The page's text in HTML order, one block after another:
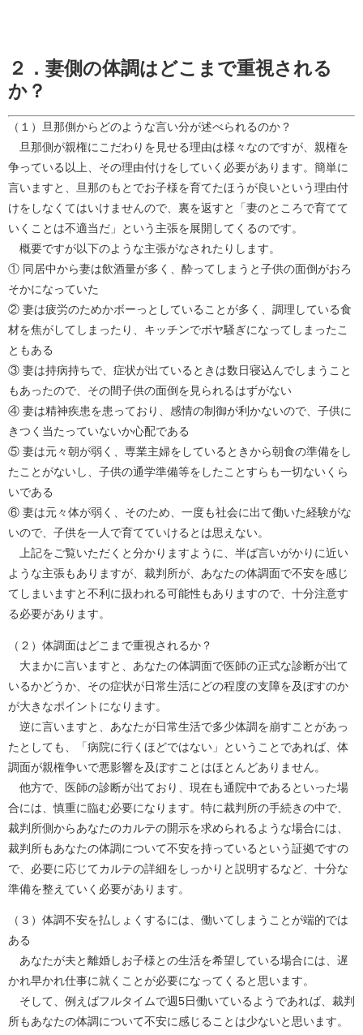
２．妻側の体調はどこまで重視される
か？
（１）旦那側からどのような言い分が述べられるのか？
旦那側が親権にこだわりを見せる理由は様々なのですが、親権を
争っている以上、その理由付けをしていく必要があります。簡単に
言いますと、旦那のもとでお子様を育てたほうが良いという理由付
けをしなくてはいけませんので、裏を返すと「妻のところで育てて
いくことは不適当だ」という主張を展開してくるのです。
概要ですが以下のような主張がなされたりします。
① 同居中から妻は飲酒量が多く、酔ってしまうと子供の面倒がおろ
そかになっていた
② 妻は疲労のためかボーっとしていることが多く、調理している食
材を焦がしてしまったり、キッチンでボヤ騒ぎになってしまったこ
ともある
③ 妻は持病持ちで、症状が出ているときは数日寝込んでしまうこと
もあったので、その間子供の面倒を見られるはずがない
④ 妻は精神疾患を患っており、感情の制御が利かないので、子供に
きつく当たっていないか心配である
⑤ 妻は元々朝が弱く、専業主婦をしているときから朝食の準備をし
たことがないし、子供の通学準備等をしたことすらも一切ないくら
いである
⑥ 妻は元々体が弱く、そのため、一度も社会に出て働いた経験がな
いので、子供を一人で育てていけるとは思えない。
上記をご覧いただくと分かりますように、半ば言いがかりに近い
ような主張もありますが、裁判所が、あなたの体調面で不安を感じ
てしまいますと不利に扱われる可能性もありますので、十分注意す
る必要があります。
（２）体調面はどこまで重視されるか？
大まかに言いますと、あなたの体調面で医師の正式な診断が出て
いるかどうか、その症状が日常生活にどの程度の支障を及ぼすのか
が大きなポイントになります。
逆に言いますと、あなたが日常生活で多少体調を崩すことがあっ
たとしても、「病院に行くほどではない」ということであれば、体
調面が親権争いで悪影響を及ぼすことはほとんどありません。
他方で、医師の診断が出ており、現在も通院中であるといった場
合には、慎重に臨む必要になります。特に裁判所の手続きの中で、
裁判所側からあなたのカルテの開示を求められるような場合には、
裁判所もあなたの体調について不安を持っているという証拠ですの
で、必要に応じてカルテの詳細をしっかりと説明するなど、十分な
準備を整えていく必要があります。
（３）体調不安を払しょくするには、働いてしまうことが端的では
ある
あなたが夫と離婚しお子様との生活を希望している場合には、遅
かれ早かれ仕事に就くことが必要になってくると思います。
そして、例えばフルタイムで週5日働いているようであれば、裁判
所もあなたの体調について不安に感じることは少ないと思います。